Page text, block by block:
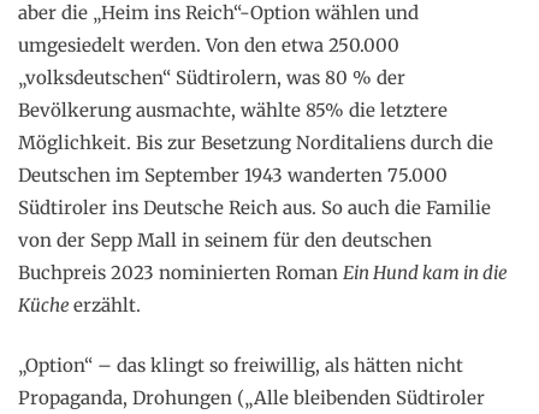
aber die „Heim ins Reich“-Option wählen und
umgesiedelt werden. Von den etwa 250.000
„volksdeutschen“ Südtirolern, was 80 % der
Bevölkerung ausmachte, wählte 85% die letztere
Möglichkeit. Bis zur Besetzung Norditaliens durch die
Deutschen im September 1943 wanderten 75.000
Südtiroler ins Deutsche Reich aus. So auch die Familie
von der Sepp Mall in seinem für den deutschen
Buchpreis 2023 nominierten Roman Ein Hund kam in die
Küche erzählt.
„Option“ – das klingt so freiwillig, als hätten nicht
Propaganda, Drohungen („Alle bleibenden Südtiroler